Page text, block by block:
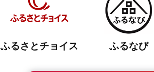
ふるさとチョイス ふるなび